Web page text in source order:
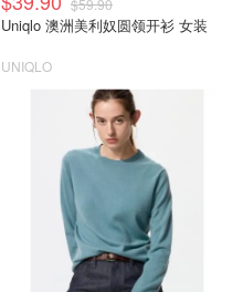
$59.90
Uniqlo 澳洲美利奴圆领开衫 女装
UNIQLO